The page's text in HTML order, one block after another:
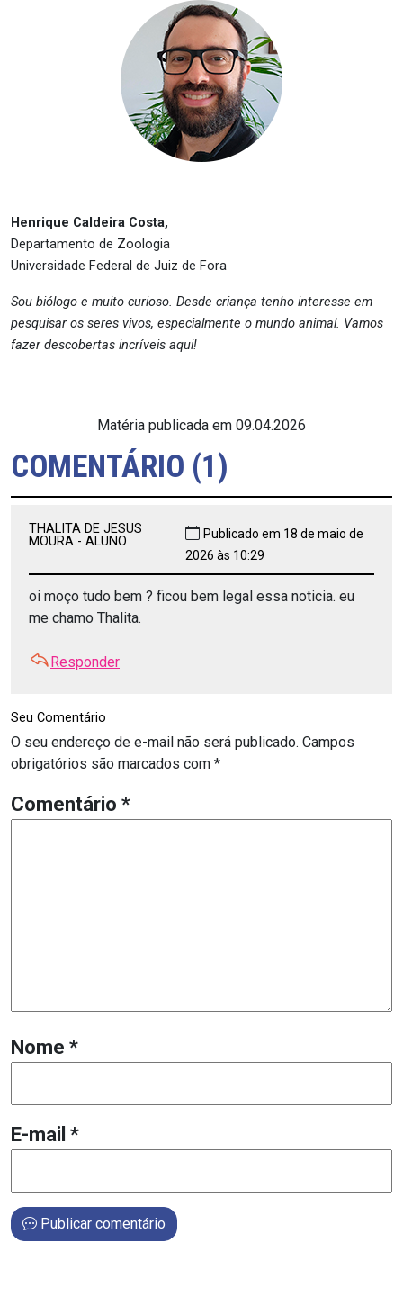
Henrique Caldeira Costa,
Departamento de Zoologia
Universidade Federal de Juiz de Fora
Sou biólogo e muito curioso. Desde criança tenho interesse em
pesquisar os seres vivos, especialmente o mundo animal. Vamos
fazer descobertas incríveis aqui!
Matéria publicada em 09.04.2026
COMENTÁRIO (1)
THALITA DE JESUS
MOURA - ALUNO
Publicado em 18 de maio de
2026 às 10:29
oi moço tudo bem ? ficou bem legal essa noticia. eu
me chamo Thalita.
Responder
Seu Comentário
O seu endereço de e-mail não será publicado. Campos
obrigatórios são marcados com *
Comentário *
Nome *
E-mail *
Publicar comentário